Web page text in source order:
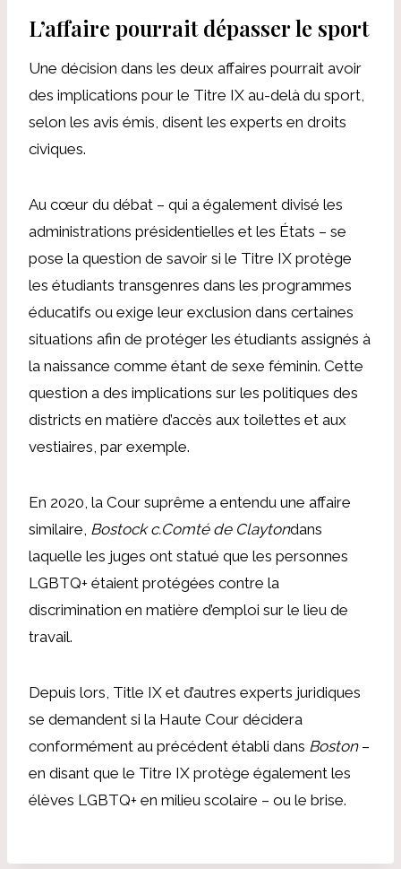
L’affaire pourrait dépasser le sport
Une décision dans les deux affaires pourrait avoir
des implications pour le Titre IX au-delà du sport,
selon les avis émis, disent les experts en droits
civiques.
Au cœur du débat – qui a également divisé les
administrations présidentielles et les États – se
pose la question de savoir si le Titre IX protège
les étudiants transgenres dans les programmes
éducatifs ou exige leur exclusion dans certaines
situations afin de protéger les étudiants assignés à
la naissance comme étant de sexe féminin. Cette
question a des implications sur les politiques des
districts en matière d’accès aux toilettes et aux
vestiaires, par exemple.
En 2020, la Cour suprême a entendu une affaire
similaire, Bostock c.Comté de Claytondans
laquelle les juges ont statué que les personnes
LGBTQ+ étaient protégées contre la
discrimination en matière d’emploi sur le lieu de
travail.
Depuis lors, Title IX et d’autres experts juridiques
se demandent si la Haute Cour décidera
conformément au précédent établi dans Boston–
en disant que le Titre IX protège également les
élèves LGBTQ+ en milieu scolaire – ou le brise.